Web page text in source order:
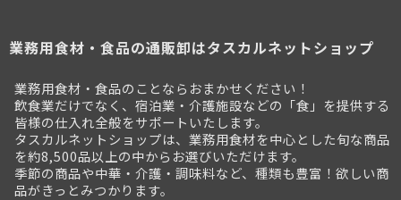
業務用食材・食品の通販卸はタスカルネットショップ
業務用食材・食品のことならおまかせください！
飲食業だけでなく、宿泊業・介護施設などの「食」を提供する
皆様の仕入れ全般をサポートいたします。
タスカルネットショップは、業務用食材を中心とした旬な商品
を約8,500品以上の中からお選びいただけます。
季節の商品や中華・介護・調味料など、種類も豊富！欲しい商
品がきっとみつかります。